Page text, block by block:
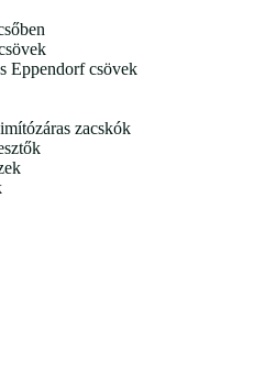
Eppendorf csövek
zacskók